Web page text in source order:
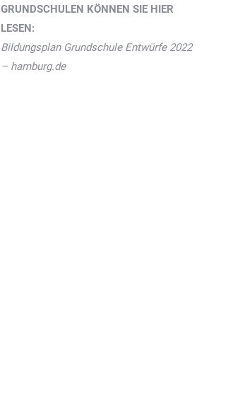
GRUNDSCHULEN KÖNNEN SIE HIER
LESEN:
Bildungsplan Grundschule Entwürfe 2022
– hamburg.de